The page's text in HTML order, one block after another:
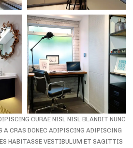
CURAE NISL NISL BLANDIT NUNC
A CRAS DONEC ADIPISCING ADIPISCING
HABITASSE VESTIBULUM ET SAGITTIS